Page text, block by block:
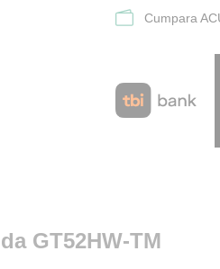
Cumpara
GT52HW-TM